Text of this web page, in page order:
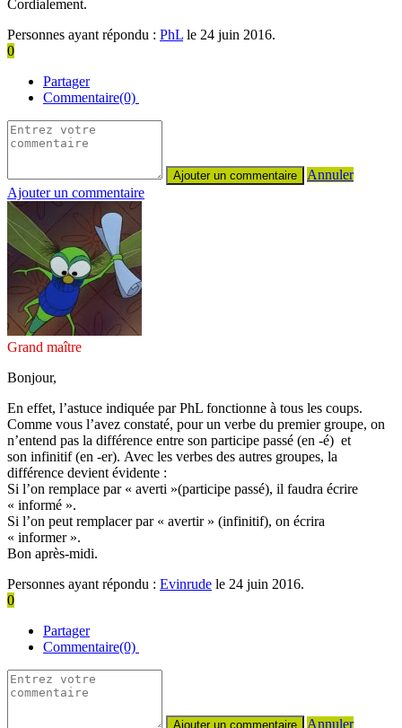
Cordialement.
Personnes ayant répondu : PhL le 24 juin 2016.
0
Partager
Commentaire(0)
Annuler
Ajouter un commentaire
Grand maître
Bonjour,
En effet, l’astuce indiquée par PhL fonctionne à tous les coups.
Comme vous l’avez constaté, pour un verbe du premier groupe, on
n’entend pas la différence entre son participe passé (en -é) et
son infinitif (en -er). Avec les verbes des autres groupes, la
différence devient évidente :
Si l’on remplace par « averti »(participe passé), il faudra écrire
« informé ».
Si l’on peut remplacer par « avertir » (infinitif), on écrira
« informer ».
Bon après-midi.
Personnes ayant répondu : Evinrude le 24 juin 2016.
0
Partager
Commentaire(0)
Annuler